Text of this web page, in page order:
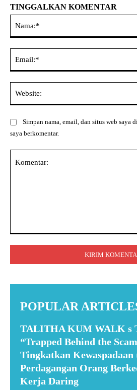
TINGGALKAN KOMENTAR
Simpan nama, email, dan situs web
saya berkomentar.
POPULAR
TALITHA KUM WALK s
“Trapped Behind the
Tingkatkan Kewaspadaan
Perdagangan Orang
Kerja Daring